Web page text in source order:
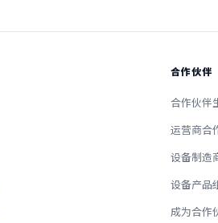
合作伙伴
合作伙伴
运营商合
设备制造
设备产品
成为合作